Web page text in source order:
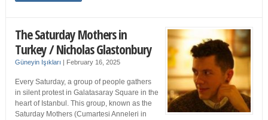
The Saturday Mothers in
Turkey / Nicholas Glastonbury
Güneyin Işıkları | February 16, 2025
Every Saturday, a group of people gathers
in silent protest in Galatasaray Square in the
heart of Istanbul. This group, known as the
Saturday Mothers (Cumartesi Anneleri in